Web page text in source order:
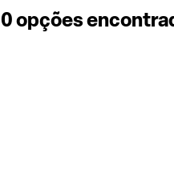
0 opções